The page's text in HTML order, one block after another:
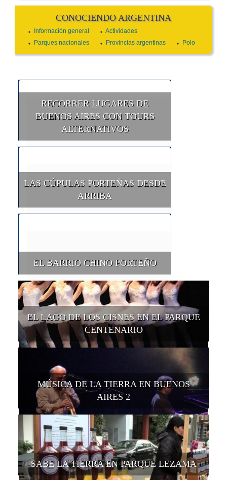
CONOCIENDO ARGENTINA
Información general
Actividades
Parques nacionales
Provincias argentinas Polo
RECORRER LUGARES DE
BUENOS AIRES CON TOURS
ALTERNATIVOS
LAS CÚPULAS PORTEÑAS DESDE
ARRIBA
EL BARRIO CHINO PORTEÑO
EL LAGO DE LOS CISNES EN EL PARQUE
CENTENARIO
MÚSICA DE LA TIERRA EN BUENOS
AIRES 2
SABE LA TIERRA EN PARQUE LEZAMA